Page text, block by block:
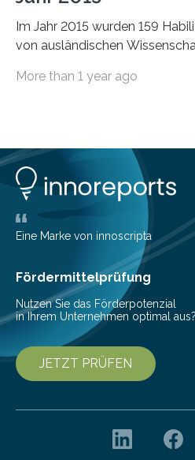
Im Jahr 2015 wurden 159
von ausländischen
More than 1 year ago
Eine Marke von innoscripta
Fördermittelprüfung
Nutzen Sie das Förderpotenzial
in Ihrem Unternehmen optimal aus?
JETZT PRÜFEN